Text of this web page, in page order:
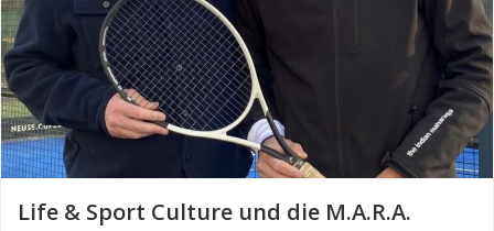
Life & Sport Culture und die M.A.R.A.